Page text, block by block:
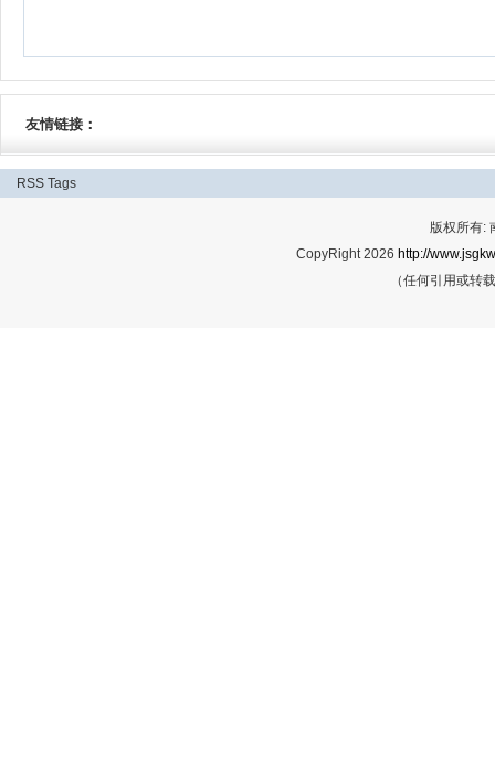
友情链接：
RSS Tags
版权所有:
CopyRight 2026 http://
（任何引用或转